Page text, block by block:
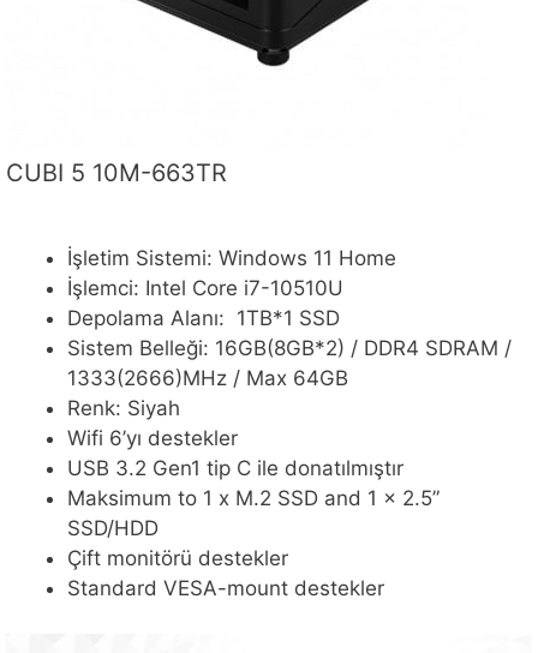
CUBI 5 10M-663TR
İşletim Sistemi: Windows 11 Home
İşlemci: Intel Core i7-10510U
Depolama Alanı: 1TB*1 SSD
Sistem Belleği: 16GB(8GB*2) / DDR4 SDRAM /
1333(2666)MHz / Max 64GB
Renk: Siyah
Wifi 6’yı destekler
USB 3.2 Gen1 tip C ile donatılmıştır
Maksimum to 1 x M.2 SSD and 1 x 2.5”
SSD/HDD
Çift monitörü destekler
Standard VESA-mount destekler